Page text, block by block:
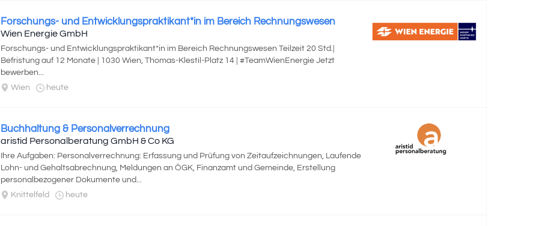
Forschungs- und Entwicklungspraktikant*in im Bereich Rechnungswesen
Wien Energie GmbH
Forschungs- und Entwicklungspraktikant*in im Bereich Rechnungswesen Teilzeit 20 Std.|
Befristung auf 12 Monate | 1030 Wien, Thomas-Klestil-Platz 14 | #TeamWienEnergie Jetzt
bewerben...
Wien
heute
Buchhaltung & Personalverrechnung
aristid Personalberatung GmbH & Co KG
Ihre Aufgaben: Personalverrechnung: Erfassung und Prüfung von Zeitaufzeichnungen, Laufende
Lohn- und Gehaltsabrechnung, Meldungen an ÖGK, Finanzamt und Gemeinde, Erstellung
personalbezogener Dokumente und...
Knittelfeld
heute